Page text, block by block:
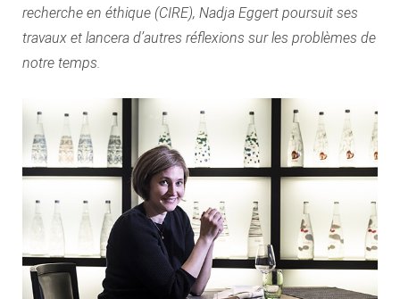
recherche en éthique (CIRE), Nadja Eggert poursuit ses
travaux et lancera d’autres réflexions sur les problèmes de
notre temps.